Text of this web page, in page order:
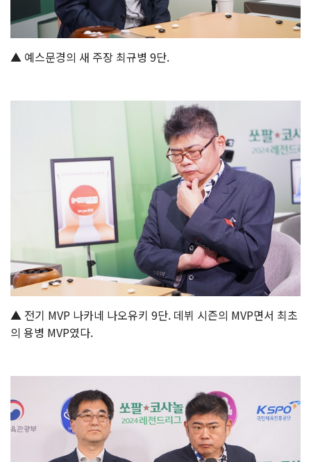
▲ 예스문경의 새 주장 최규병 9단.
▲ 전기 MVP 나카네 나오유키 9단. 데뷔 시즌의 MVP면서 최초
의 용병 MVP였다.